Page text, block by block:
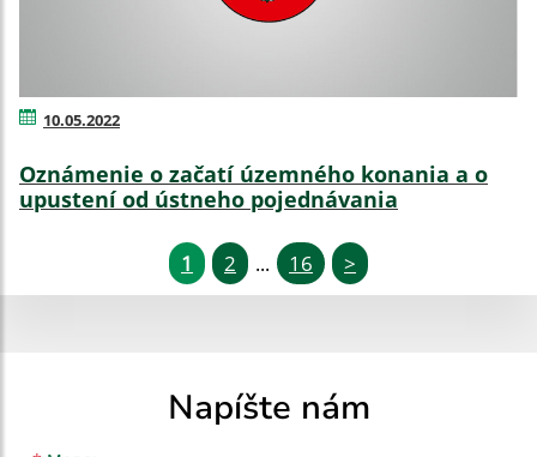
10.05.2022
Oznámenie o začatí územného konania a o
upustení od ústneho pojednávania
1 2 ... 16 >
Napíšte nám